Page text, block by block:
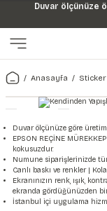
Duvar ölçünüze
Duvar Kağıdı
Çiçek Duvar Kağıdı
Kağıdı
Kağıdı Stickeri
Seti
Anasayfa Sticker
Duvar ölçünüze göre
EPSON REÇİNE
kokusuzdur.
Numune siparişlerinizde
Canlı baskı ve renkler |
Ekranınızın renk, ışık,
ekranda gördüğünüzden
İstanbul içi uygulama